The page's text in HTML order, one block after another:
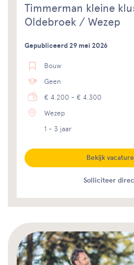
Timmerman kleine
Oldebroek / Wezep
Gepubliceerd 29 mei 2026
Bouw
Geen
€ 4.200 - € 4.300
Wezep
1 - 3 jaar
Solliciteer
Bekijk vacature